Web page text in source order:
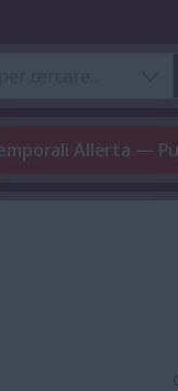
Allerta —